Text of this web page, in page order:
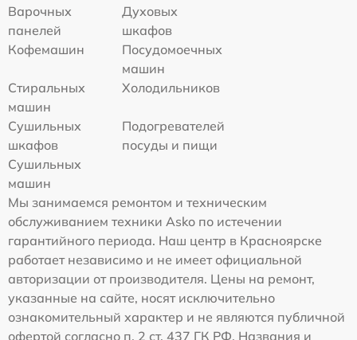
Варочных
панелей
Духовых
шкафов
Кофемашин
Посудомоечных
машин
Стиральных
машин
Холодильников
Сушильных
шкафов
Подогревателей
посуды и пищи
Сушильных
машин
Мы занимаемся ремонтом и техническим
обслуживанием техники Asko по истечении
гарантийного периода. Наш центр в Красноярске
работает независимо и не имеет официальной
авторизации от производителя. Цены на ремонт,
указанные на сайте, носят исключительно
ознакомительный характер и не являются публичной
офертой согласно п. 2 ст. 437 ГК РФ. Названия и